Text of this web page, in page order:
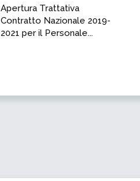
Apertura Trattativa
Contratto Nazionale 2019-
2021 per il Personale...